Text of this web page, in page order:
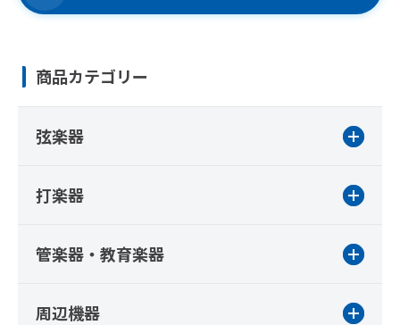
商品カテゴリー
弦楽器
打楽器
管楽器・教育楽器
周辺機器